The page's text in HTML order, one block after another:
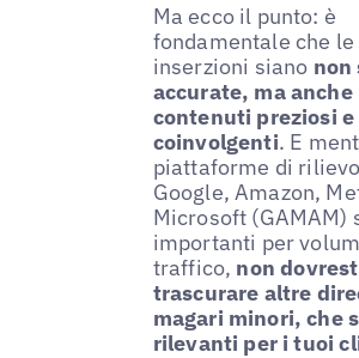
Ma ecco il punto: è
fondamentale che le
inserzioni siano non
accurate, ma anche
contenuti preziosi e
coinvolgenti. E
piattaforme di
Google, Amazon,
Microsoft (GAMAM)
importanti per
traffico, non
trascurare altre
magari minori, che
rilevanti per i tuoi